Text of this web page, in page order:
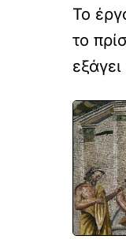
e
ί
ν
ο
.
Το
το